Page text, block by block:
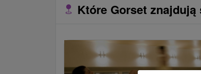
Które Gorset